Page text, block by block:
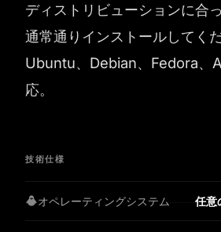
ディストリビューションに合
通常通りインストールしてくだ
Ubuntu、Debian、Fedora、
応。
技術仕様
オペレーティングシステム 任意